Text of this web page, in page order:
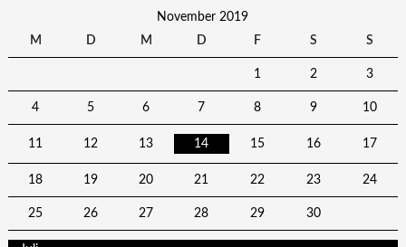
November 2019
M
D M D F S S
1 2 3
4 5 6 7 8 9 10
11 12 13 14 15 16 17
18 19 20 21 22 23 24
25 26 27 28 29 30